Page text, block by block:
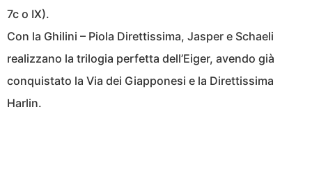
7c o IX).
Con la Ghilini – Piola Direttissima, Jasper e Schaeli
realizzano la trilogia perfetta dell’Eiger, avendo già
conquistato la Via dei Giapponesi e la Direttissima
Harlin.